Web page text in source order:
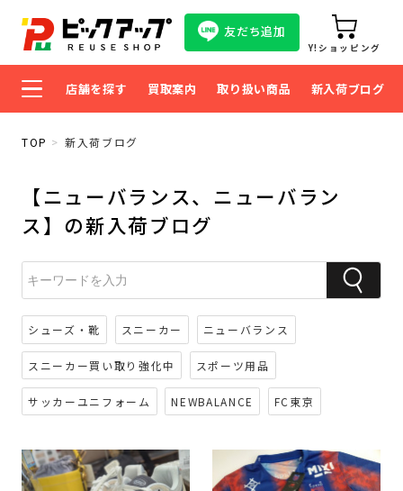
友だち追加
Y!ショッピング
店舗を探す 買取案内 取り扱い商品 新入荷ブログ
TOP 新入荷ブログ
【ニューバランス、ニューバラン
ス】の新入荷ブログ
シューズ・靴 スニーカー ニューバランス
スニーカー買い取り強化中 スポーツ用品
サッカーユニフォーム NEWBALANCE FC東京